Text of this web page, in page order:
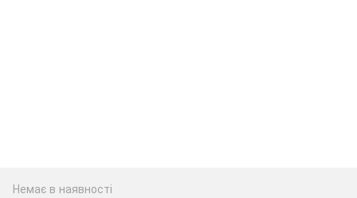
Немає в наявності